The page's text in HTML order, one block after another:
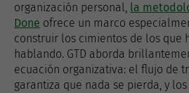
organización personal, la
Done ofrece un marco
construir los cimientos de los que
hablando. GTD aborda
ecuación organizativa: el flujo de
garantiza que nada se pierda, y